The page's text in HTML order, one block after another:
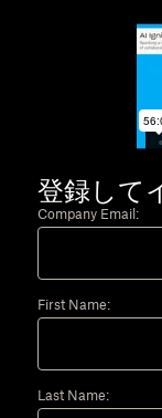
登録して
Company Email:
First Name:
Last Name: